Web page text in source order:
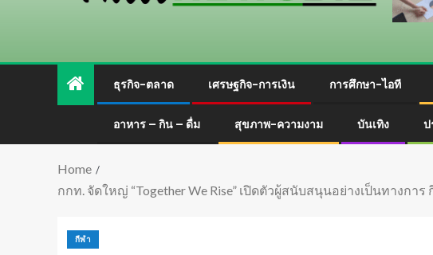
ธุรกิจ-ตลาด เศรษฐกิจ-การเงิน การศึกษา-ไอที
อาหาร – กิน – ดื่ม สุขภาพ-ความงาม บันเทิง
Home
กกท. จัดใหญ่ “Together We Rise” เปิดตัวผู้สนับสนุนอย่างเป็นทางก
กีฬา